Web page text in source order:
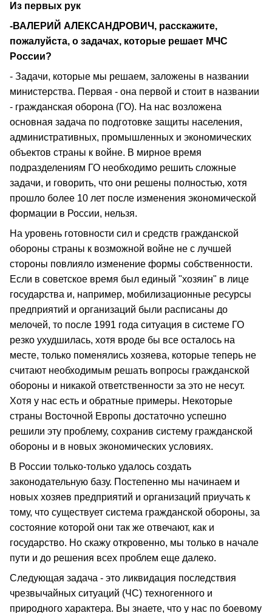
Из первых рук
-ВАЛЕРИЙ АЛЕКСАНДРОВИЧ, расскажите,
пожалуйста, о задачах, которые решает МЧС
России?
- Задачи, которые мы решаем, заложены в названии
министерства. Первая - она первой и стоит в названии
- гражданская оборона (ГО). На нас возложена
основная задача по подготовке защиты населения,
административных, промышленных и экономических
объектов страны к войне. В мирное время
подразделениям ГО необходимо решить сложные
задачи, и говорить, что они решены полностью, хотя
прошло более 10 лет после изменения экономической
формации в России, нельзя.
На уровень готовности сил и средств гражданской
обороны страны к возможной войне не с лучшей
стороны повлияло изменение формы собственности.
Если в советское время был единый "хозяин" в лице
государства и, например, мобилизационные ресурсы
предприятий и организаций были расписаны до
мелочей, то после 1991 года ситуация в системе ГО
резко ухудшилась, хотя вроде бы все осталось на
месте, только поменялись хозяева, которые теперь не
считают необходимым решать вопросы гражданской
обороны и никакой ответственности за это не несут.
Хотя у нас есть и обратные примеры. Некоторые
страны Восточной Европы достаточно успешно
решили эту проблему, сохранив систему гражданской
обороны и в новых экономических условиях.
В России только-только удалось создать
законодательную базу. Постепенно мы начинаем и
новых хозяев предприятий и организаций приучать к
тому, что существует система гражданской обороны, за
состояние которой они так же отвечают, как и
государство. Но скажу откровенно, мы только в начале
пути и до решения всех проблем еще далеко.
Следующая задача - это ликвидация последствия
чрезвычайных ситуаций (ЧС) техногенного и
природного характера. Вы знаете, что у нас по боевому